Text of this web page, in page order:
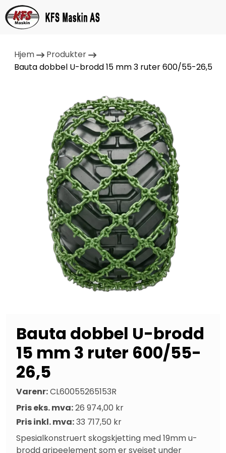
Hjem
Produkter
Bauta dobbel U-brodd 15 mm 3 ruter 600/55-26,5
Bauta dobbel U-brodd
15 mm 3 ruter 600/55-
26,5
Varenr:CL60055265153R
Pris eks. mva:26 974,00 kr
Pris inkl. mva:33 717,50 kr
Spesialkonstruert skogskjetting med 19mm u-
brodd gripeelement som er sveiset under